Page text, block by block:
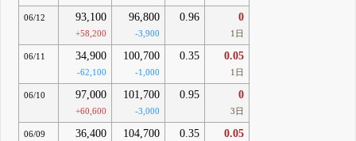
06/12 93,100
+58,200
96,800
-3,900
0.96 0
1日
06/11 34,900
-62,100
100,700
-1,000
0.35 0.05
1日
06/10 97,000
+60,600
101,700
-3,000
0.95 0
3日
06/09 36,400 104,700 0.35 0.05